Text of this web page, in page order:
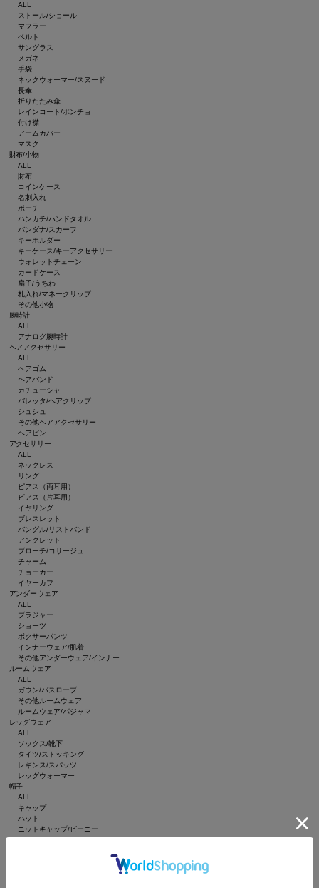
ALL
ストール/ショール
マフラー
ベルト
サングラス
メガネ
手袋
ネックウォーマー/スヌード
長傘
折りたたみ傘
レインコート/ポンチョ
付け襟
アームカバー
マスク
財布/小物
ALL
財布
コインケース
名刺入れ
ポーチ
ハンカチ/ハンドタオル
バンダナ/スカーフ
キーホルダー
キーケース/キーアクセサリー
ウォレットチェーン
カードケース
扇子/うちわ
札入れ/マネークリップ
その他小物
腕時計
ALL
アナログ腕時計
ヘアアクセサリー
ALL
ヘアゴム
ヘアバンド
カチューシャ
バレッタ/ヘアクリップ
シュシュ
その他ヘアアクセサリー
ヘアピン
アクセサリー
ALL
ネックレス
リング
ピアス（両耳用）
ピアス（片耳用）
イヤリング
ブレスレット
バングル/リストバンド
アンクレット
ブローチ/コサージュ
チャーム
チョーカー
イヤーカフ
アンダーウェア
ALL
ブラジャー
ショーツ
ボクサーパンツ
インナーウェア/肌着
その他アンダーウェア/インナー
ルームウェア
ALL
ガウン/バスローブ
その他ルームウェア
ルームウェア/パジャマ
レッグウェア
ALL
ソックス/靴下
タイツ/ストッキング
レギンス/スパッツ
レッグウォーマー
帽子
ALL
キャップ
ハット
ニットキャップ/ビーニー
ハンチング/ベレー帽